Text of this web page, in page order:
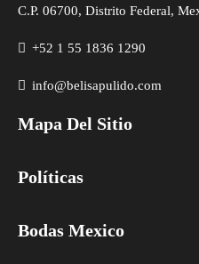
C.P. 06700, Distrito Federal,
+52 1 55 1836 1290
info@belisapulido.com
Mapa Del Sitio
Políticas
Bodas Mexico